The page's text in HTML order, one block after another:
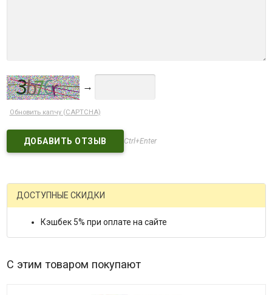
→
Обновить капчу (CAPTCHA)
Ctrl+Enter
ДОСТУПНЫЕ СКИДКИ
Кэшбек 5% при оплате на сайте
С этим товаром покупают